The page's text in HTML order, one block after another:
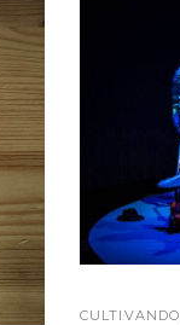
CULTIVANDO